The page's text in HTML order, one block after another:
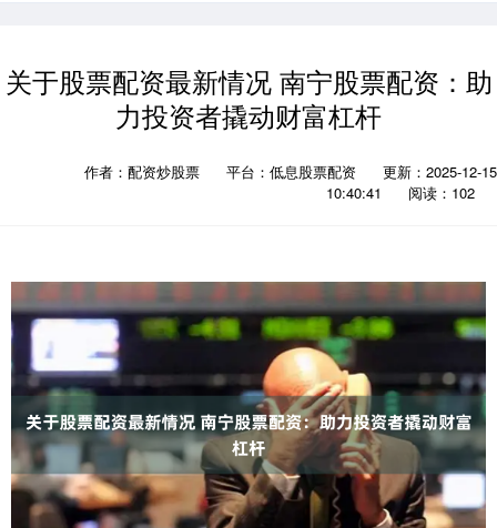
关于股票配资最新情况 南宁股票配资：助
力投资者撬动财富杠杆
作者：配资炒股票 平台：低息股票配资
更新：2025-12-15
10:40:41
阅读：102